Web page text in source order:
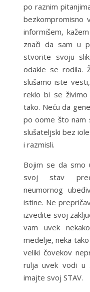
po raznim
bezkompromisno
informišem,
znači da sam u
stvorite svoju
odakle se rodila.
slušamo iste
reklo bi se
tako. Neću da
po oome što nam
slušateljski bez
i razmisli.
Bojim se da smo
svoj stav pred
neumornog
istine. Ne
izvedite svoj
vam uvek
medelje, neka
veliki čovekov
rulja uvek vodi u
imajte svoj STAV.